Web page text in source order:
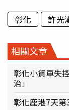
彰化 許光
相關文章
彰化小貨車失
治」
彰化鹿港7天